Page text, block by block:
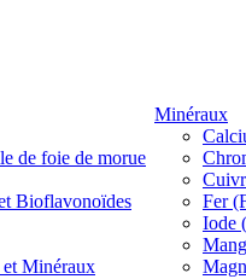
de foie de morue
Bioflavonoïdes
Minéraux
Minéraux
Fer
Iode